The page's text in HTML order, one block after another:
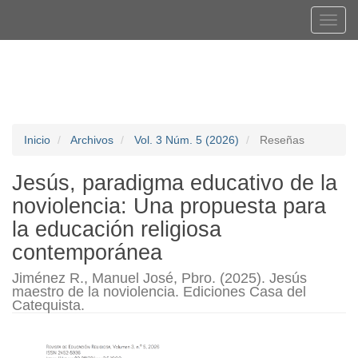
Inicio Archivos Vol. 3 Núm. 5 (2026) Reseñas
Jesús, paradigma educativo de la
noviolencia: Una propuesta para
la educación religiosa
contemporánea
Jiménez R., Manuel José, Pbro. (2025). Jesús
maestro de la noviolencia. Ediciones Casa del
Catequista.
Barra